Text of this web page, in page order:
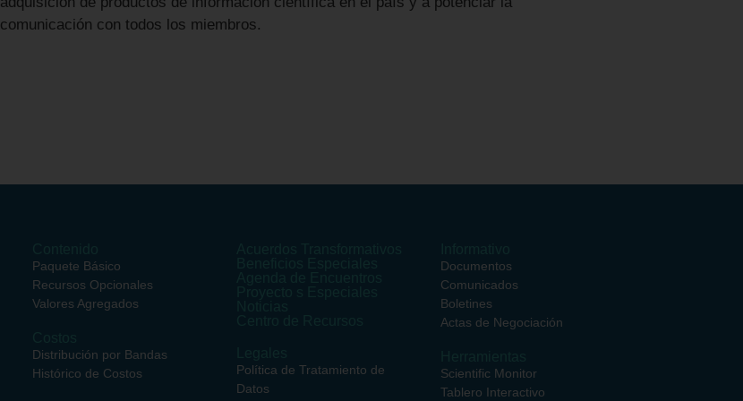
comunicación con todos los miembros.
Paquete Básico
Recursos Opcionales
Valores Agregados
Distribución por Bandas
Histórico de Costos
Política de Tratamiento de
Datos
Documentos
Comunicados
Boletines
Actas de Negociación
Scientific Monitor
Tablero Interactivo